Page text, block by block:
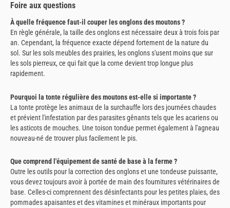
Foire aux questions
À quelle fréquence faut-il couper les onglons des moutons ?
En règle générale, la taille des onglons est nécessaire deux à trois fois par
an. Cependant, la fréquence exacte dépend fortement de la nature du
sol. Sur les sols meubles des prairies, les onglons s'usent moins que sur
les sols pierreux, ce qui fait que la corne devient trop longue plus
rapidement.
Pourquoi la tonte régulière des moutons est-elle si importante ?
La tonte protège les animaux de la surchauffe lors des journées chaudes
et prévient l'infestation par des parasites gênants tels que les acariens ou
les asticots de mouches. Une toison tondue permet également à l'agneau
nouveau-né de trouver plus facilement le pis.
Que comprend l'équipement de santé de base à la ferme ?
Outre les outils pour la correction des onglons et une tondeuse puissante,
vous devez toujours avoir à portée de main des fournitures vétérinaires de
base. Celles-ci comprennent des désinfectants pour les petites plaies, des
pommades apaisantes et des vitamines et minéraux importants pour